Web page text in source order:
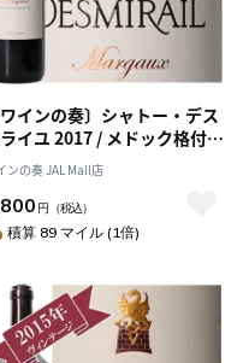
ワインの奏〕シャトー・デス
イユ 2017 / メドック格付け
級 Troisiemes Grands
ンの奏 JAL Mall店
円 （税込）
積算 89 マイル (1倍)